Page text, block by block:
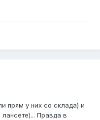
прям у них со склада) и
Правда в